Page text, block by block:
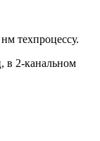
техпроцессу.
в 2-канальном